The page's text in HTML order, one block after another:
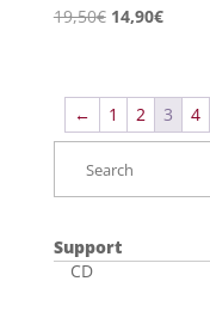
19,50€ Le
était :
19,50€.
14,90€Le
est :
14,90€.
← 1 2 3 4
Support
CD